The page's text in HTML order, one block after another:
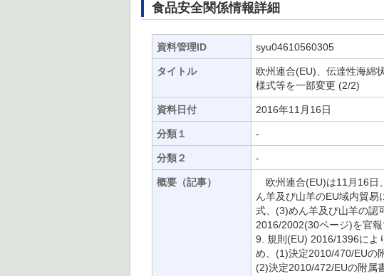
食品安全関係情報詳細
資料管理ID syu04610560305
タイトル
欧州連合(EU)、伝達性海綿
様式等を一部変更 (2/2)
資料日付 2016年11月16日
分類１ -
分類２ -
概要（記事）
欧州連合(EU)は11月16日
ん羊及び山羊のEU域内貿
式、(3)めん羊及び山羊の認
2016/2002(30ページ)を官報
9. 規則(EU) 2016/1396によ
め、(1)決定2010/470/EUの
(2)決定2010/472/EUの附属